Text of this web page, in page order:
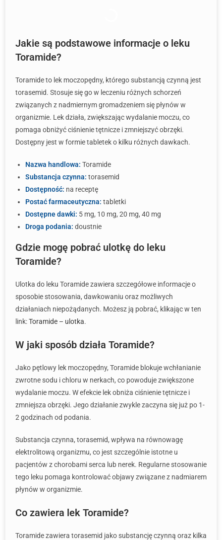
Jakie są podstawowe informacje o leku
Toramide?
Toramide to lek moczopędny, którego substancją czynną jest
torasemid. Stosuje się go w leczeniu różnych schorzeń
związanych z nadmiernym gromadzeniem się płynów w
organizmie. Lek działa, zwiększając wydalanie moczu, co
pomaga obniżyć ciśnienie tętnicze i zmniejszyć obrzęki.
Dostępny jest w formie tabletek o kilku różnych dawkach.
Nazwa handlowa: Toramide
Substancja czynna: torasemid
Dostępność: na receptę
Postać farmaceutyczna: tabletki
Dostępne dawki: 5 mg, 10 mg, 20 mg, 40 mg
Droga podania: doustnie
Gdzie mogę pobrać ulotkę do leku
Toramide?
Ulotka do leku Toramide zawiera szczegółowe informacje o
sposobie stosowania, dawkowaniu oraz możliwych
działaniach niepożądanych. Możesz ją pobrać, klikając w ten
link:Toramide – ulotka.
W jaki sposób działa Toramide?
Jako pętlowy lek moczopędny, Toramide blokuje wchłanianie
zwrotne sodu i chloru w nerkach, co powoduje zwiększone
wydalanie moczu. W efekcie lek obniża ciśnienie tętnicze i
zmniejsza obrzęki. Jego działanie zwykle zaczyna się już po 1-
2 godzinach od podania.
Substancja czynna, torasemid, wpływa na równowagę
elektrolitową organizmu, co jest szczególnie istotne u
pacjentów z chorobami serca lub nerek. Regularne stosowanie
tego leku pomaga kontrolować objawy związane z nadmiarem
płynów w organizmie.
Co zawiera lek Toramide?
Toramide zawiera torasemid jako substancję czynną oraz kilka